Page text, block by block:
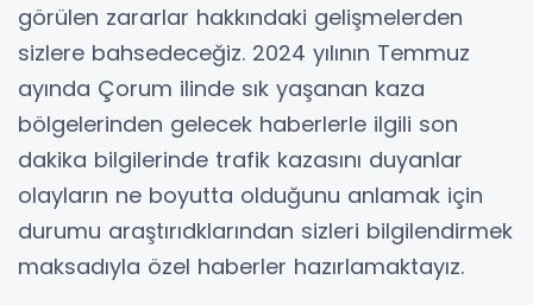
görülen zararlar hakkındaki gelişmelerden
sizlere bahsedeceğiz. 2024 yılının Temmuz
ayında Çorum ilinde sık yaşanan kaza
bölgelerinden gelecek haberlerle ilgili son
dakika bilgilerinde trafik kazasını duyanlar
olayların ne boyutta olduğunu anlamak için
durumu araştırıdklarından sizleri bilgilendirmek
maksadıyla özel haberler hazırlamaktayız.